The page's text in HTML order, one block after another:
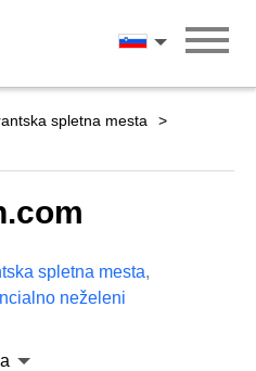
Slovenščina
spletna mesta
spletna mesta,
neželeni